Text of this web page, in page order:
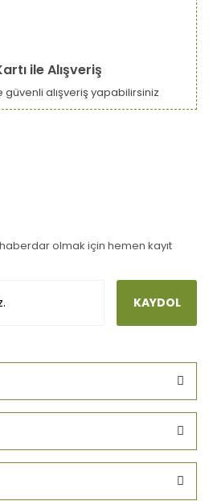
ile Alışveriş
güvenli alışveriş yapabilirsiniz
olmak için hemen kayıt
KAYDOL